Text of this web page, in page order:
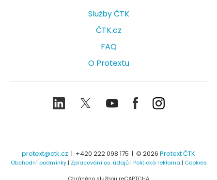
Služby ČTK
ČTK.cz
FAQ
O Protextu
LinkedIn TwitterYoutubeFacebookInstagram
protext@ctk.cz | +420 222 098 175 | © 2026 Protext ČTK
Obchodní podmínky| Zpracování os. údajů| Politická reklama | Cookies